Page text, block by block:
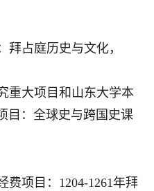
拜占庭历史与文化，
重大项目和山东大学本
目：全球史与跨国史课
费项目： 1204-1261年拜